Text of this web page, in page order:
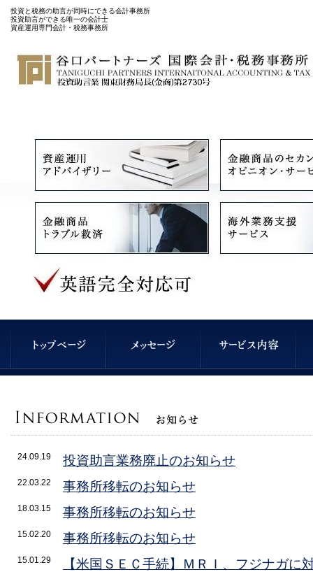
投資と税務の助言が同時にできる会計事務所
投資助言ができる唯一の会計士
資産運用専門会計・税務事務所
24.09.19 投資助言業務廃止のお知らせ
22.03.22 事務所移転のお知らせ
18.03.15 事務所移転のお知らせ
15.02.20 事務所移転のお知らせ
15.01.29
【米国ＳＥＣ手続】ＭＲＩ、フジナガに